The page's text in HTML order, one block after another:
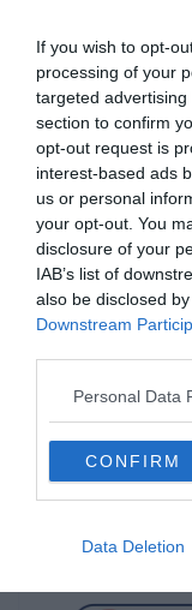
If you wish to opt-
processing of your
targeted
section to confirm
opt-out request is
interest-based ads
us or personal
your opt-out. You
disclosure of your
IAB’s list of
also be disclosed
Downstream
Personal Data
CONFIRM
Data Deletion
Tudod
csoda
csodaszép